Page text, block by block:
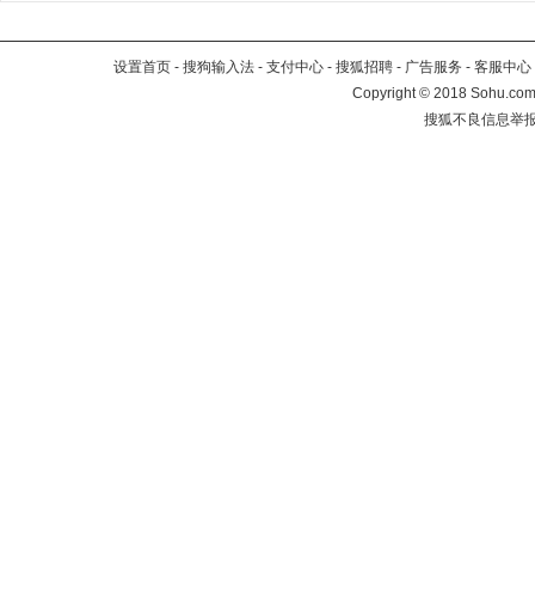
设置首页 - 搜狗输入法 - 支付中心 - 搜狐招聘 - 广告服务 - 客服中心
Copyright©2018
搜狐不良信息举